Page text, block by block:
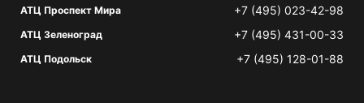
АТЦ Проспект Мира +7 (495) 023-42-98
АТЦ Зеленоград +7 (495) 431-00-33
АТЦ Подольск +7 (495) 128-01-88